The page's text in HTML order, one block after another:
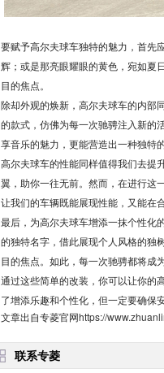
要赋予高尔夫球车独特的魅力，首先
辉；或是那亮眼耀眼的黄色，宛如夏
目的焦点。
除却外观的焕新，高尔夫球车的内部
的款式，仿佛为每一次驰骋注入新的
享音乐的魅力，更能营造出一种独特
高尔夫球车的性能同样值得我们去提
翼，助你一往无前。然而，在进行这
让我们的车辆既能展现性能，又能在
最后，为高尔夫球车增添一抹个性化
的独特名字，借此展现个人风格的独
目的焦点。如此，每一次驰骋都将成
通过这些简单的改装，你可以让你的
了增添乐趣和个性化，但一定要确保
文章出自专菱官网https://
联系专菱